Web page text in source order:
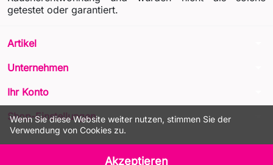
Wenn Sie diese Website weiter nutzen, stimmen Sie der
Verwendung von Cookies zu.
Akzeptieren
getestet oder garantiert.
Artikel
Unternehmen
Ihr Konto
Shop-Einstellungen
© 2026 - LIQUA Online™